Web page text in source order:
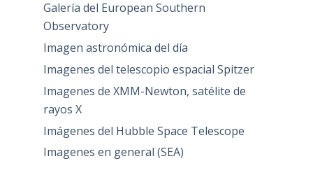
Galería del European Southern
Observatory
Imagen astronómica del día
Imagenes del telescopio espacial Spitzer
Imagenes de XMM-Newton, satélite de
rayos X
Imágenes del Hubble Space Telescope
Imagenes en general (SEA)